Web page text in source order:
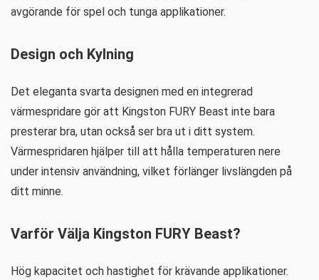
avgörande för spel och tunga applikationer.
Design och Kylning
Det eleganta svarta designen med en integrerad
värmespridare gör att Kingston FURY Beast inte bara
presterar bra, utan också ser bra ut i ditt system.
Värmespridaren hjälper till att hålla temperaturen nere
under intensiv användning, vilket förlänger livslängden på
ditt minne.
Varför Välja Kingston FURY Beast?
Hög kapacitet och hastighet för krävande applikationer.